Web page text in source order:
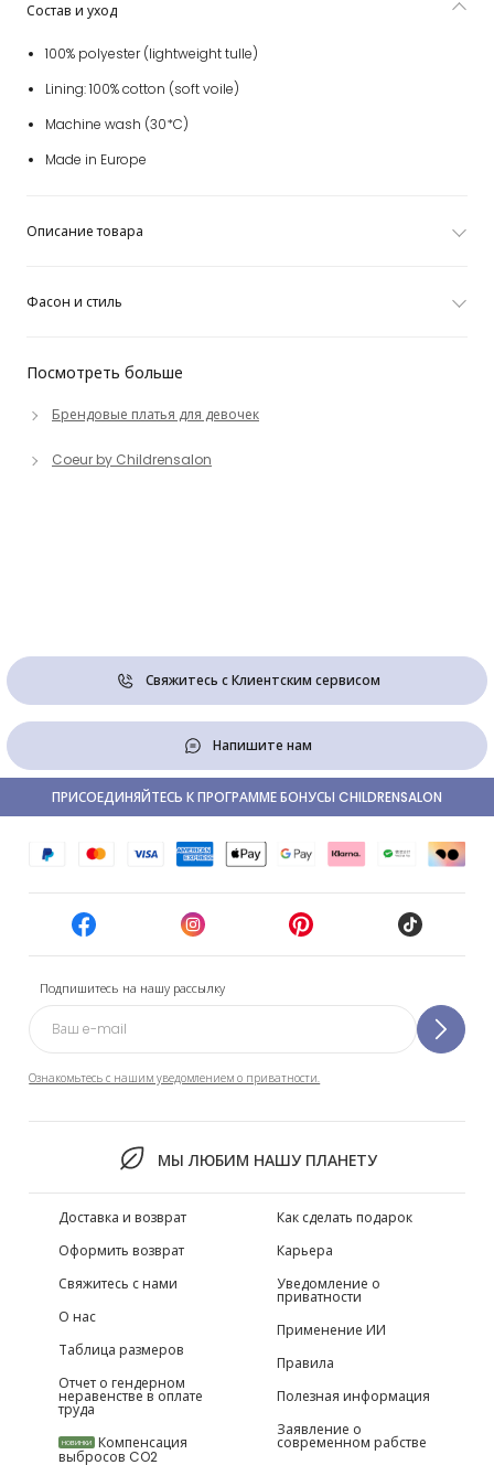
Посмотреть больше
Брендовые платья для девочек
Coeur by Childrensalon
Состав и уход
100% polyester (lightweight tulle)
Lining: 100% cotton (soft voile)
Machine wash (30*C)
Made in Europe
Описание товара
Фасон и стиль
Свяжитесь с Клиентским сервисом
Напишите нам
Подпишитесь на нашу рассылку
Ознакомьтесь с нашим уведомлением о приватности.
МЫ ЛЮБИМ НАШУ ПЛАНЕТУ
ПРИСОЕДИНЯЙТЕСЬ К ПРОГРАММЕ БОНУСЫ CHILDRENSALON
Доставка и возврат
Оформить возврат
Свяжитесь с нами
О нас
Таблица размеров
Отчет о гендерном
неравенстве в оплате
труда
НОВИНКИ Компенсация
выбросов CO2
Как сделать подарок
Карьера
Уведомление о
приватности
Применение ИИ
Правила
Полезная информация
Заявление о
современном рабстве